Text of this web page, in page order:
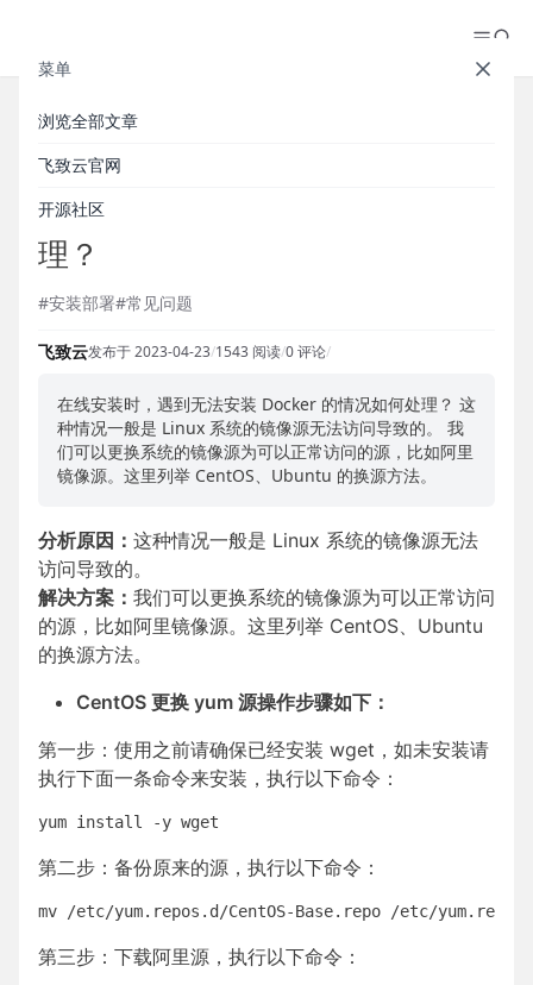
菜单
浏览全部文章
飞致云官网
开源社区
【安装部署】在线安装时，遇到
无法安装 Docker 的情况如何处
理？
#安装部署#常见问题
飞致云发布于 2023-04-23/1543 阅读/0 评论/
在线安装时，遇到无法安装 Docker 的情况如何处理？ 这
种情况一般是 Linux 系统的镜像源无法访问导致的。 我
们可以更换系统的镜像源为可以正常访问的源，比如阿里
镜像源。这里列举 CentOS、Ubuntu 的换源方法。
分析原因： 这种情况一般是 Linux 系统的镜像源无法
访问导致的。
解决方案： 我们可以更换系统的镜像源为可以正常访问
的源，比如阿里镜像源。这里列举 CentOS、Ubuntu
的换源方法。
CentOS 更换 yum 源操作步骤如下：
第一步：使用之前请确保已经安装 wget，如未安装请
执行下面一条命令来安装，执行以下命令：
第二步：备份原来的源，执行以下命令：
第三步：下载阿里源，执行以下命令：